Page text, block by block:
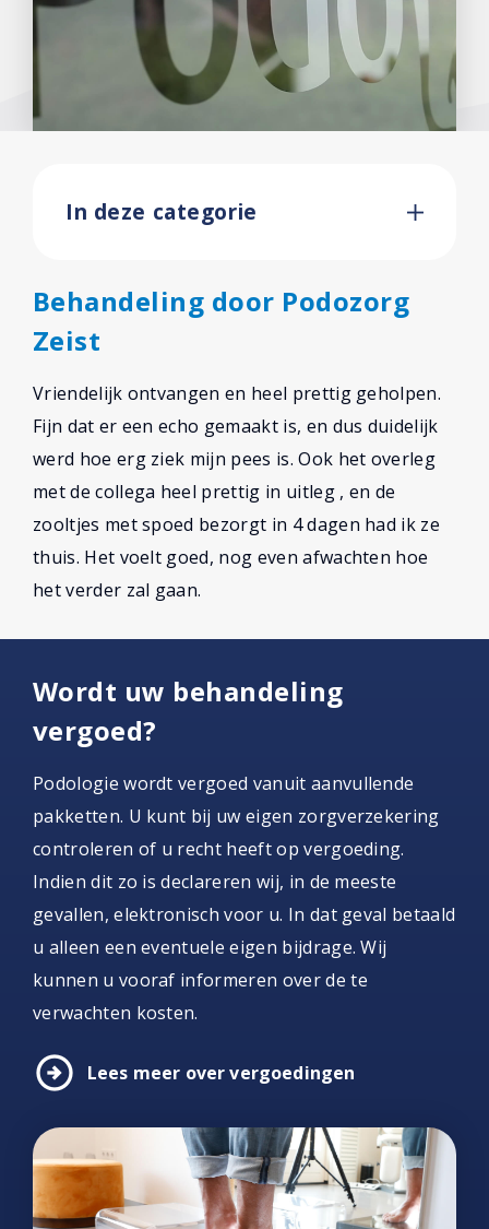
In deze categorie
Behandeling door Podozorg
Zeist
Vriendelijk ontvangen en heel prettig geholpen.
Fijn dat er een echo gemaakt is, en dus duidelijk
werd hoe erg ziek mijn pees is. Ook het overleg
met de collega heel prettig in uitleg , en de
zooltjes met spoed bezorgt in 4 dagen had ik ze
thuis. Het voelt goed, nog even afwachten hoe
het verder zal gaan.
Wordt uw behandeling
vergoed?
Podologie wordt vergoed vanuit aanvullende
pakketten. U kunt bij uw eigen zorgverzekering
controleren of u recht heeft op vergoeding.
Indien dit zo is declareren wij, in de meeste
gevallen, elektronisch voor u. In dat geval betaald
u alleen een eventuele eigen bijdrage. Wij
kunnen u vooraf informeren over de te
verwachten kosten.
arrow_circle_right Lees meer over vergoedingen